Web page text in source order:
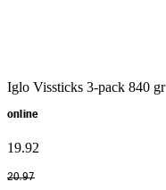
Iglo Vissticks 3-pack 840 gr
online
19.92
20.97